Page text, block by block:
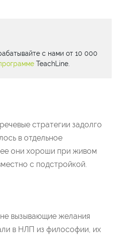
с нами от 10 000
TeachLine.
стратегии задолго
в отдельное
они хороши при живом
с подстройкой.
вызывающие желания
в НЛП из философии, их